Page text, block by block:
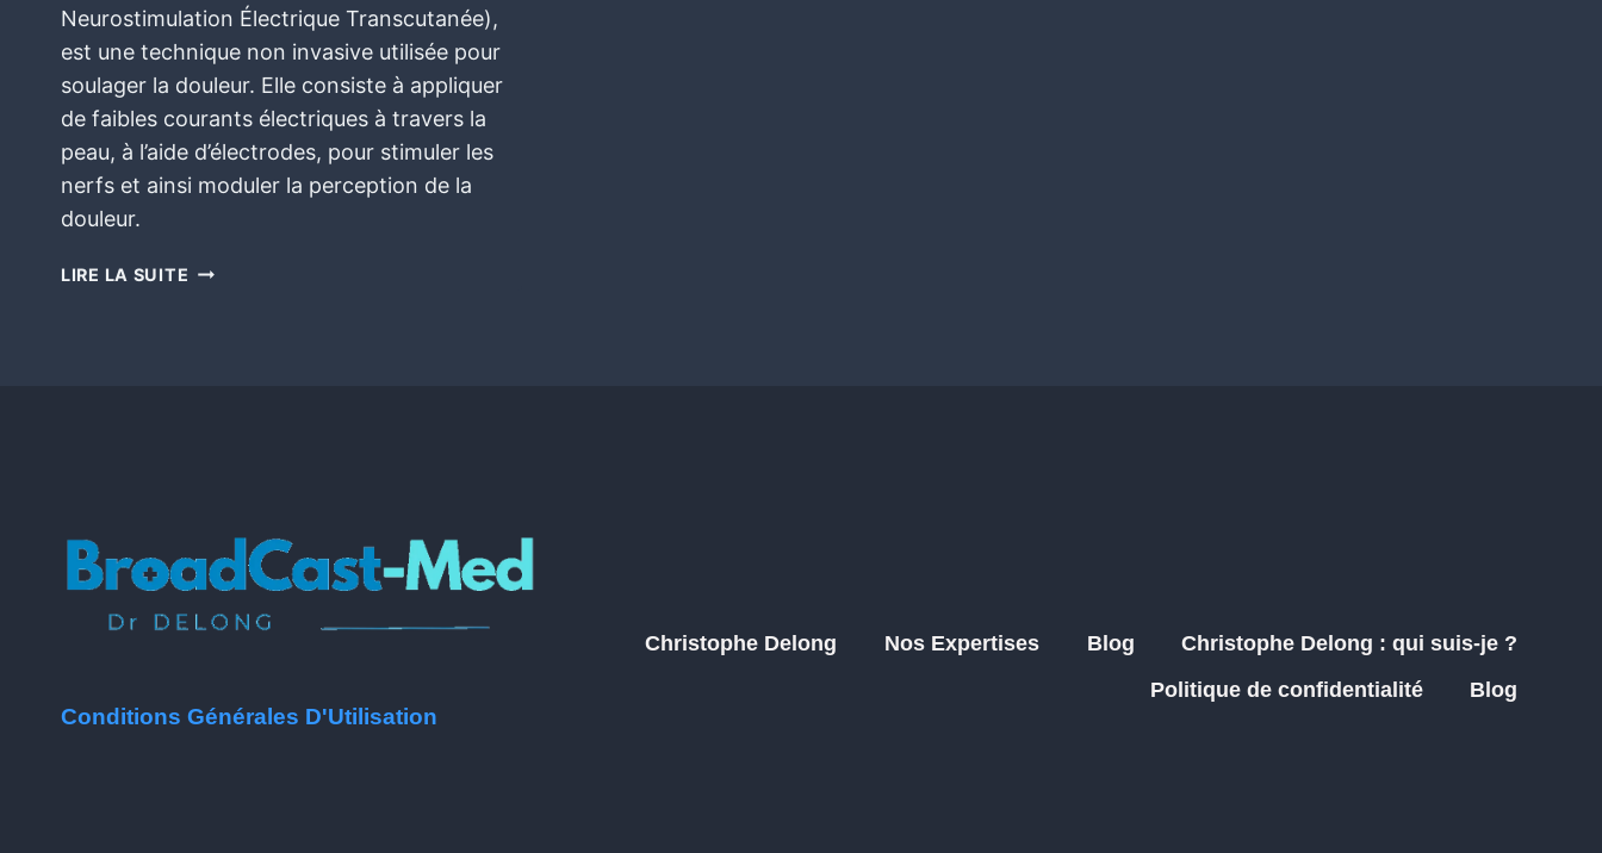
Neurostimulation Électrique Transcutanée),
est une technique non invasive utilisée pour
soulager la douleur. Elle consiste à appliquer
de faibles courants électriques à travers la
peau, à l’aide d’électrodes, pour stimuler les
nerfs et ainsi moduler la perception de la
douleur.
LIRE LA SUITE
Conditions Générales D'Utilisation
Christophe Delong Nos Expertises Blog
Christophe Delong : qui suis-je ?
Politique de confidentialité
Blog